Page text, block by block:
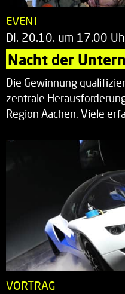
EVENT
Di. 20.10. um 17.00
Nacht der
Die Gewinnung
zentrale
Region Aachen. Viele
VORTRAG